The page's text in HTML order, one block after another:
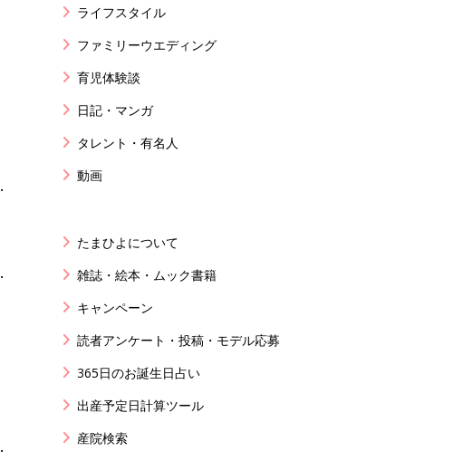
ライフスタイル
ファミリーウエディング
育児体験談
日記・マンガ
タレント・有名人
動画
たまひよについて
雑誌・絵本・ムック書籍
キャンペーン
読者アンケート・投稿・モデル応募
365日のお誕生日占い
出産予定日計算ツール
産院検索